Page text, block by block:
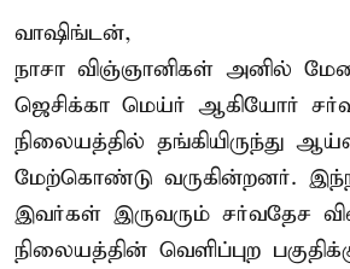
வாஷிங்டன்,
நாசா விஞ்ஞானிகள் அனில்
ஜெசிக்கா மெய்ர் ஆகியோர்
நிலையத்தில் தங்கியிருந்து
மேற்கொண்டு வருகின்றனர்.
இவர்கள் இருவரும் சர்வதேச
நிலையத்தின் வெளிப்புற